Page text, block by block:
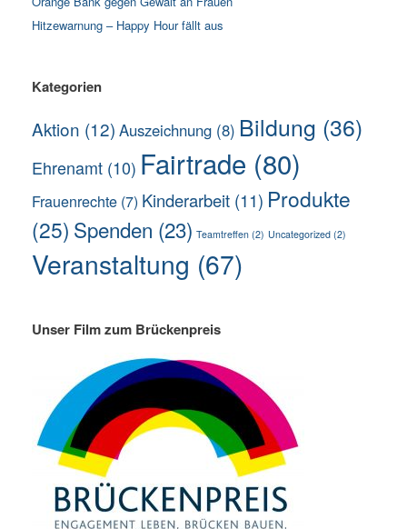
Hitzewarnung – Happy Hour fällt aus
Kategorien
Aktion (12) Auszeichnung (8) Bildung (36)
Ehrenamt (10) Fairtrade (80)
Frauenrechte (7) Kinderarbeit (11) Produkte
(25) Spenden (23) Teamtreffen (2) Uncategorized (2)
Veranstaltung (67)
Unser Film zum Brückenpreis